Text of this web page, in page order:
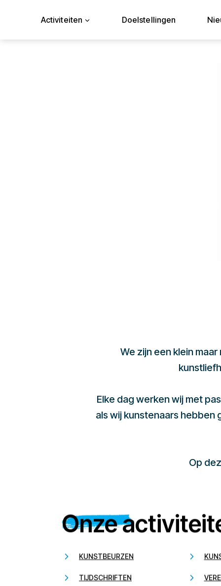
Activiteiten Doelstellingen
We zijn een klein
Elke dag werken wij met
als wij kunstenaars hebben
Op
Onze
KUNSTBEURZEN
TIJDSCHRIFTEN